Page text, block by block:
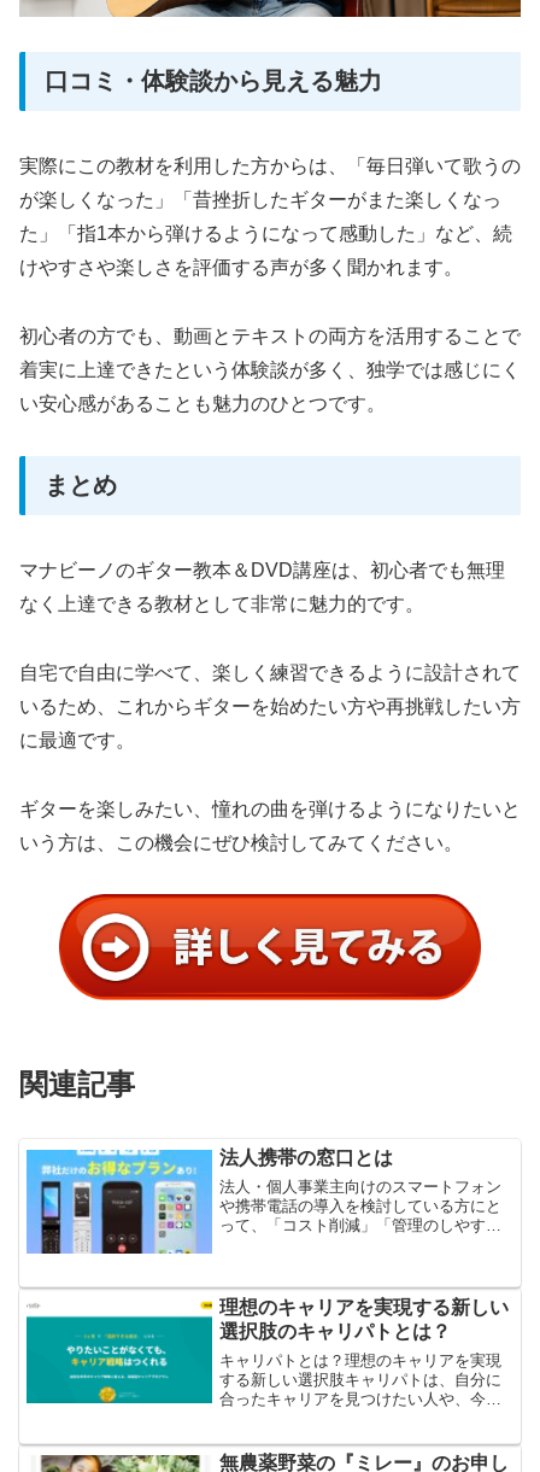
口コミ・体験談から見える魅力
実際にこの教材を利用した方からは、「毎日弾いて歌うの
が楽しくなった」「昔挫折したギターがまた楽しくなっ
た」「指1本から弾けるようになって感動した」など、続
けやすさや楽しさを評価する声が多く聞かれます。
初心者の方でも、動画とテキストの両方を活用することで
着実に上達できたという体験談が多く、独学では感じにく
い安心感があることも魅力のひとつです。
まとめ
マナビーノのギター教本＆DVD講座は、初心者でも無理
なく上達できる教材として非常に魅力的です。
自宅で自由に学べて、楽しく練習できるように設計されて
いるため、これからギターを始めたい方や再挑戦したい方
に最適です。
ギターを楽しみたい、憧れの曲を弾けるようになりたいと
いう方は、この機会にぜひ検討してみてください。
関連記事
法人携帯の窓口とは
法人・個人事業主向けのスマートフォン
や携帯電話の導入を検討している方にと
って、「コスト削減」「管理のしやす
約に特化した携帯電話サービスを提供
し、企業の通信環境を効率的か...
理想のキャリアを実現する新しい
選択肢のキャリパトとは？
キャリパトとは？理想のキャリアを実現
する新しい選択肢キャリパトは、自分に
合ったキャリアを見つけたい人や、今の
求人紹介ではなく、「本当に納得できる
無農薬野菜の『ミレー』のお申し